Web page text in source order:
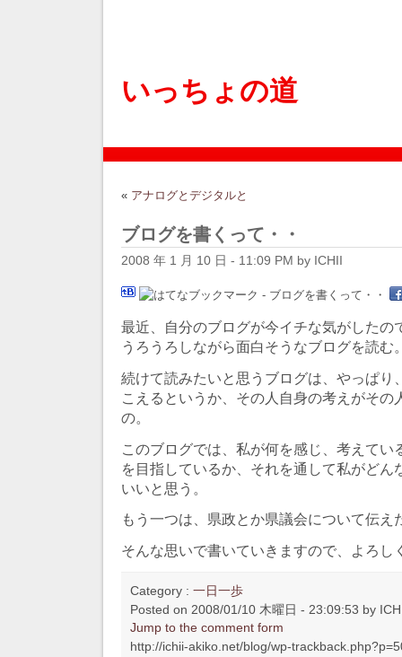
いっちょの道
« アナログとデジタルと
ブログを書くって・・
2008 年 1 月 10 日 - 11:09 PM by ICHII
最近、自分のブログが今イチな気がしたの
うろうろしながら面白そうなブログを読む
続けて読みたいと思うブログは、やっぱり
こえるというか、その人自身の考えがその
の。
このブログでは、私が何を感じ、考えてい
を目指しているか、それを通して私がどん
いいと思う。
もう一つは、県政とか県議会について伝え
そんな思いで書いていきますので、よろし
Category : 一日一歩
Posted on 2008/01/10 木曜日 - 23:09:53 by
Jump to the comment form
http://ichii-akiko.net/blog/wp-